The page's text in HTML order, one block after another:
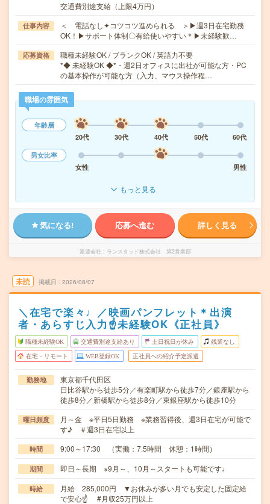
交通費別途支給（上限4万円）
仕事内容
＜ 電話なし✦コツコツ進められる ＞▶週3日在宅勤務
OK！▶サポート体制〇有給使いやすい＊▶未経験歓…
応募資格
職種未経験OK / ブランクOK / 英語力不要
*◆ 未経験OK ◆*・週2日オフィスに出社が可能な方・PC
の基本操作が可能な方（入力、マウス操作程…
職場の雰囲気
年齢層
20代
30代 40代 50代
60代
男女比率
女性
男性
もっと見る
気になる! 応募へ進む 詳しく見る
派遣会社 ランスタッド株式会社 第2営業部
未読 掲載日 2026/08/07
＼在宅で楽々♩／映画パンフレット＊出演
者・あらすじ入力☝未経験OK《正社員》
職種未経験OK 交通費別途支給あり 土日祝日が休み 残業なし
在宅・リモート WEB登録OK 正社員への紹介予定派遣
勤務地
東京都千代田区
日比谷駅から徒歩5分／有楽町駅から徒歩7分／銀座駅から
徒歩8分／新橋駅から徒歩8分／東銀座駅から徒歩10分
曜日頻度
月～金 ※平日5日勤務 ※業務習得後、週3日在宅が可能で
す♪ ＃週3日在宅以上
時間 9:00～17:30 （実働：7.5時間 休憩：1時間）
期間 即日～長期 ※9月～、10月～スタートも可能です♩
時給
月給 285,000円 ▼お休みが多い月でも安定した固定給
で安心☝ #月収25万円以上